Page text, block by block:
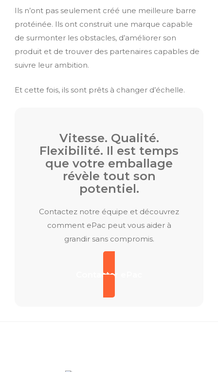
Ils n’ont pas seulement créé une meilleure barre
protéinée. Ils ont construit une marque capable
de surmonter les obstacles, d’améliorer son
produit et de trouver des partenaires capables de
suivre leur ambition.
Et cette fois, ils sont prêts à changer d’échelle.
Vitesse. Qualité.
Flexibilité. Il est temps
que votre emballage
révèle tout son
potentiel.
Contactez notre équipe et découvrez
comment ePac peut vous aider à
grandir sans compromis.
Contacter ePac